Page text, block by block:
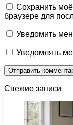
Сохранить
браузере для
Уведомить
Уведомлять
Свежие записи